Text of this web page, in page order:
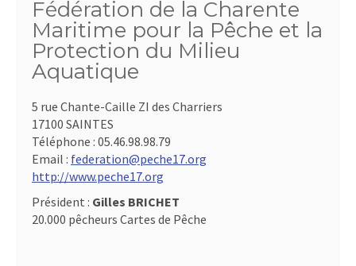
Fédération de la Charente
Maritime pour la Pêche et la
Protection du Milieu
Aquatique
5 rue Chante-Caille ZI des Charriers
17100 SAINTES
Téléphone : 05.46.98.98.79
Email : federation@peche17.org
http://www.peche17.org
Président : Gilles BRICHET
20.000 pêcheurs Cartes de Pêche